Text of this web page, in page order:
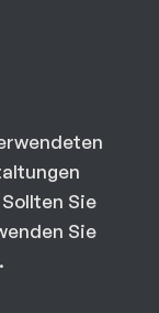
Sie
Sie